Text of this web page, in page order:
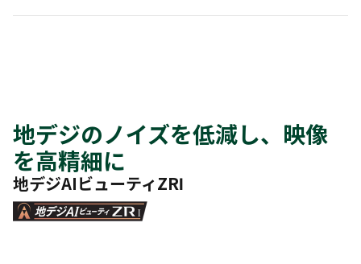
地デジのノイズを低減し、映像
を高精細に
地デジAIビューティZRⅠ